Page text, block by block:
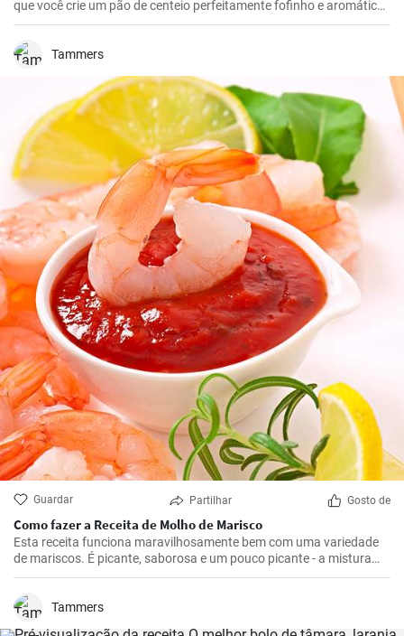
que você crie um pão de centeio perfeitamente fofinho e aromático
na sua própria cozinha.
Tammers
Guardar Partilhar Gosto de
Como fazer a Receita de Molho de Marisco
Esta receita funciona maravilhosamente bem com uma variedade
de mariscos. É picante, saborosa e um pouco picante - a mistura
certa para realçar os deliciosos sabores do marisco.
Tammers